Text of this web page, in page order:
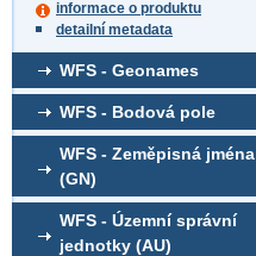
informace o produktu
detailní metadata
WFS - Geonames
WFS - Bodová pole
WFS - Zeměpisná jména
(GN)
WFS - Územní správní
jednotky (AU)